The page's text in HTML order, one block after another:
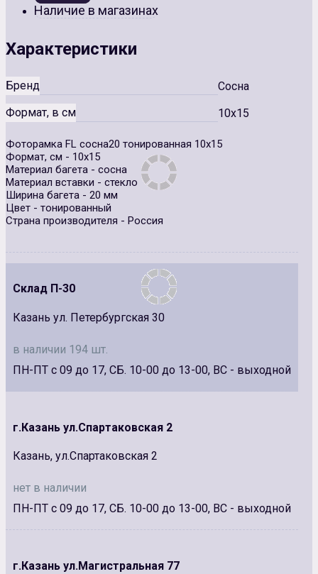
Наличие в магазинах
Характеристики
Бренд
Сосна
Формат, в см
10x15
Фоторамка FL сосна20 тонированная 10х15
Формат, см - 10х15
Материал багета - сосна
Материал вставки - стекло
Ширина багета - 20 мм
Цвет - тонированный
Страна производителя - Россия
Склад П-30
Казань ул. Петербургская 30
в наличии 194 шт.
ПН-ПТ с 09 до 17, СБ. 10-00 до 13-00, ВС - выходной
г.Казань ул.Спартаковская 2
Казань, ул.Спартаковская 2
нет в наличии
ПН-ПТ с 09 до 17, СБ. 10-00 до 13-00, ВС - выходной
г.Казань ул.Магистральная 77